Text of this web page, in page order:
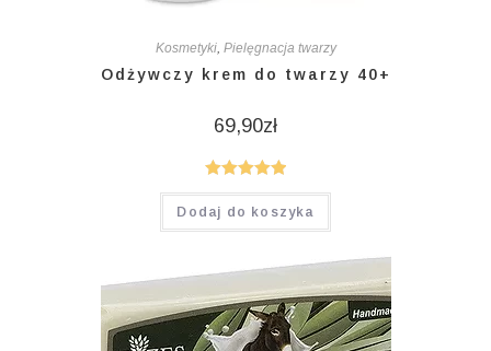
Kosmetyki, Pielęgnacja twarzy
Odżywczy krem do twarzy 40+
69,90zł
Oceniono
5.00na 5
Dodaj do koszyka